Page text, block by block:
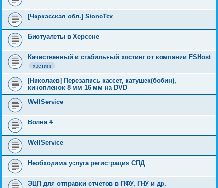
[Черкасская обл.] StoneTex
Биотуалеты в Херсоне
Качественный и стабильный хостинг от компании FSHost
хостинг
[Николаев] Перезапись кассет, катушек(бобин),
кинопленок 8 мм 16 мм на DVD
WellService
Волна 4
WellService
Необходима услуга регистрация СПД
ЭЦП для отправки отчетов в ПФУ, ГНУ и др.